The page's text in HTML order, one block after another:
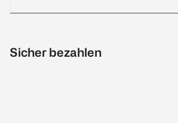
Sicher bezahlen